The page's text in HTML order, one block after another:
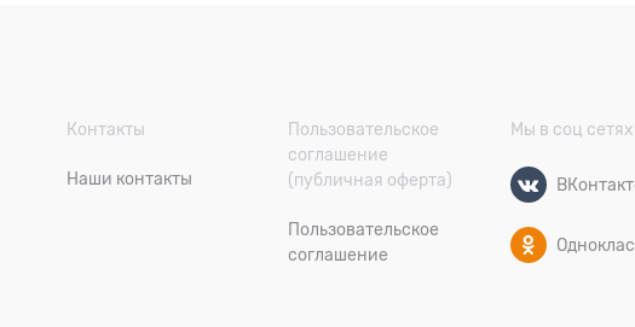
Контакты
Наши контакты
Пользовательское
соглашение
(публичная оферта)
Пользовательское
соглашение
Мы в соц сетях